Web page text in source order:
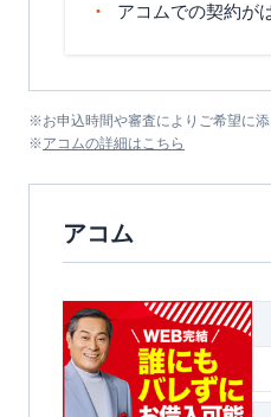
アコムでの契約が
※お申込時間や審査によりご希望に
※アコムの詳細はこちら
アコム